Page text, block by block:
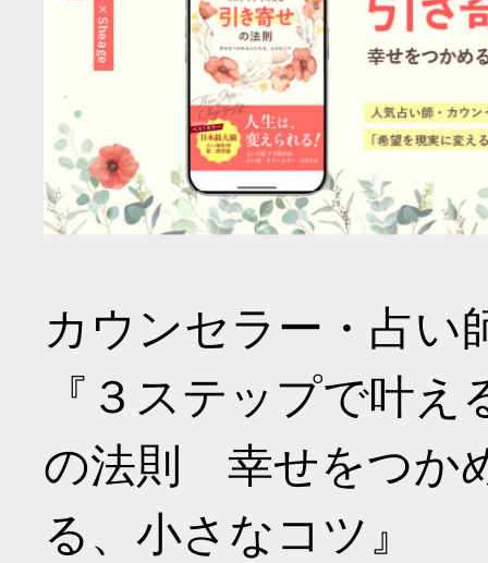
カウンセラー・占い
『３ステップで叶
の法則 幸せをつか
る、小さなコツ』